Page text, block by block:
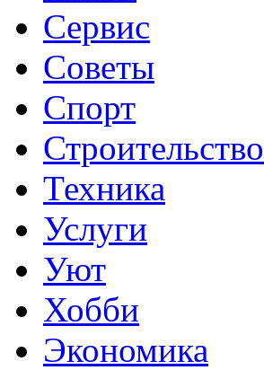
Сервис
Советы
Спорт
Строительство
Техника
Услуги
Уют
Хобби
Экономика